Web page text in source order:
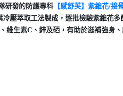
研發的防護專科 【感舒芙】紫錐花/接
壓萃取工法製成，逐批檢驗紫錐花
維生素C、鋅及硒，有助於滋補強身